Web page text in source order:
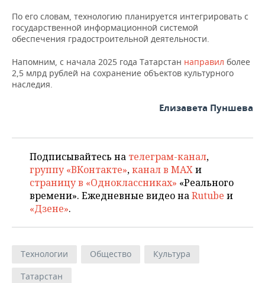
По его словам, технологию планируется интегрировать с
государственной информационной системой
обеспечения градостроительной деятельности.
Напомним, с начала 2025 года Татарстан направил более
2,5 млрд рублей на сохранение объектов культурного
наследия.
Елизавета Пуншева
Подписывайтесь на телеграм-канал,
группу «ВКонтакте»,канал в MAXи
страницу в «Одноклассниках» «Реального
времени». Ежедневные видео наRutube и
«Дзене».
Технологии Общество
Культура
Татарстан